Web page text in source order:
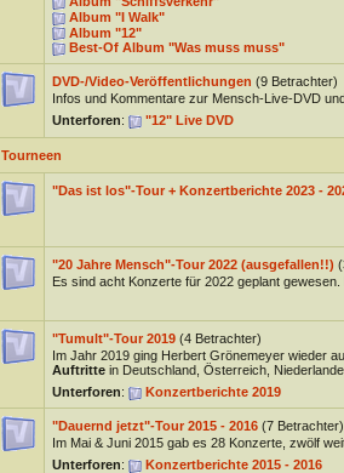
Album "I Walk"
Album "12"
Best-Of Album "Was muss muss"
DVD-/Video-Veröffentlichungen (9 Betrachter)
Infos und Kommentare zur Mensch-Live-DVD
Unterforen: "12" Live DVD
Tourneen
"Das ist los"-Tour + Konzertberichte 2023 -
"20 Jahre Mensch"-Tour 2022 (ausgefallen!!)
Es sind acht Konzerte für 2022 geplant
"Tumult"-Tour 2019 (4 Betrachter)
Im Jahr 2019 ging Herbert Grönemeyer wieder
Auftrittein Deutschland, Österreich,
Unterforen: Konzertberichte 2019
"Dauernd jetzt"-Tour 2015 - 2016 (7 Betrachter)
Im Mai & Juni 2015 gab es 28 Konzerte, zwölf
Unterforen: Konzertberichte 2015 - 2016